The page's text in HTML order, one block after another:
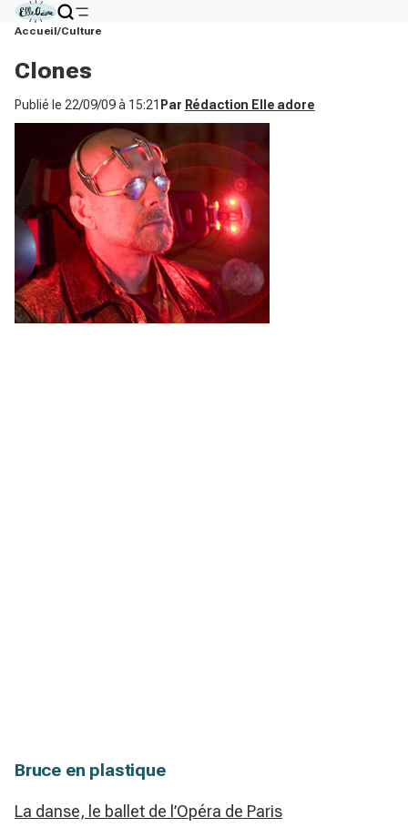
Accueil Culture
Clones
Publié le 22/09/09 à 15:21 Par Rédaction Elle adore
Bruce en plastique
La danse, le ballet de l’Opéra de Paris